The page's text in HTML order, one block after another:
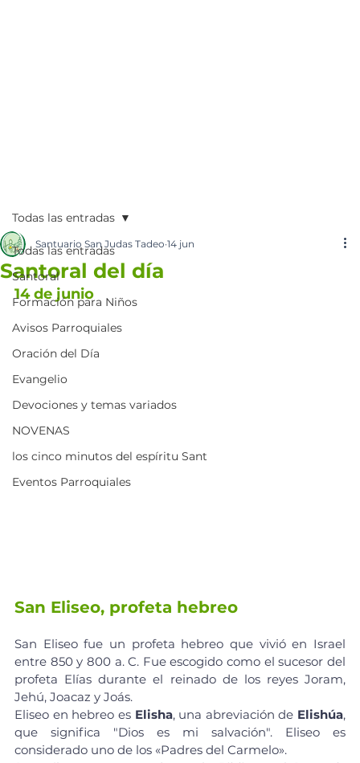
Todas las entradas
Santoral
Formación para Niños
Avisos Parroquiales
Oración del Día
Evangelio
Devociones y temas variados
NOVENAS
los cinco minutos del espíritu Sant
Eventos Parroquiales
Todas las entradas
Santoral del día
Santuario San Judas Tadeo 14 jun
14 de junio
San Eliseo, profeta hebreo
San Eliseo fue un profeta hebreo que vivió en Israel
entre 850 y 800 a. C. Fue escogido como el sucesor del
profeta Elías durante el reinado de los reyes Joram,
Jehú, Joacaz y Joás.
Eliseo en hebreo es Elisha, una abreviación de Elishúa,
que significa "Dios es mi salvación". Eliseo es
considerado uno de los «Padres del Carmelo».